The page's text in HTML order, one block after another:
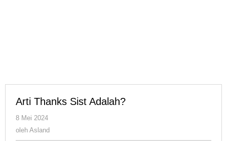
Arti Thanks Sist Adalah?
8 Mei 2024
oleh Asland